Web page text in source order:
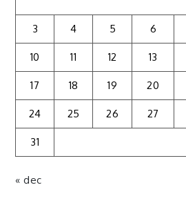
3 4 5 6
10 11 12 13
17 18 19 20
24 25 26 27
31
« dec